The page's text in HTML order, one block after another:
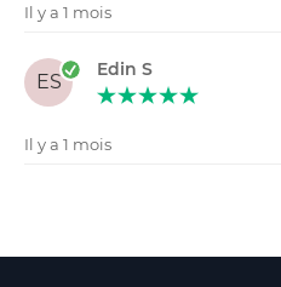
Il y a 1 mois
ES
Edin S
Il y a 1 mois